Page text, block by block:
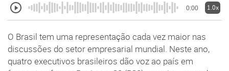
0:00 1.0x
O Brasil tem uma representação cada vez maior nas
discussões do setor empresarial mundial. Neste ano,
quatro executivos brasileiros dão voz ao país em